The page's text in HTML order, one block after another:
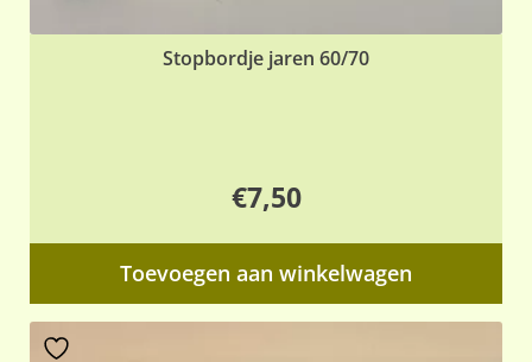
Stopbordje jaren 60/70
€7,50
Toevoegen aan winkelwagen